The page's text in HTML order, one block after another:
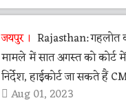
जयपुर
Rajasthan: गहलोत
मामले में सात अगस्त को कोर्ट
निर्देश, हाईकोर्ट जा सकते हैं
Aug 01, 2023